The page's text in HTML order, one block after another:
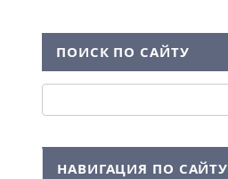
ПОИСК ПО САЙТУ
НАВИГАЦИЯ ПО САЙТУ